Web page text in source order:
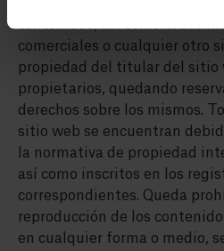
comerciales o cualquier otro
propiedad del titular del sitio
propietarios, quedando
derechos sobre los mismos.
sitio web se encuentran
la normativa de propiedad
así como inscritos en los
correspondientes. Queda
reproducción de los
en cualquier forma o medio,